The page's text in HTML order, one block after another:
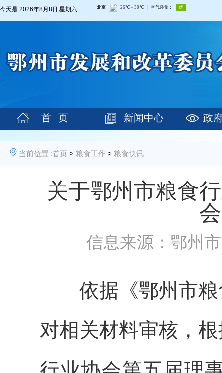
今天是 2026年8月8日 星期六
首 页 新闻中心 政
当前位置 :首页 > 粮食工作 > 粮食快讯
关于鄂州市粮食
信息来源：鄂州
依据《鄂州市粮
对相关材料审核，